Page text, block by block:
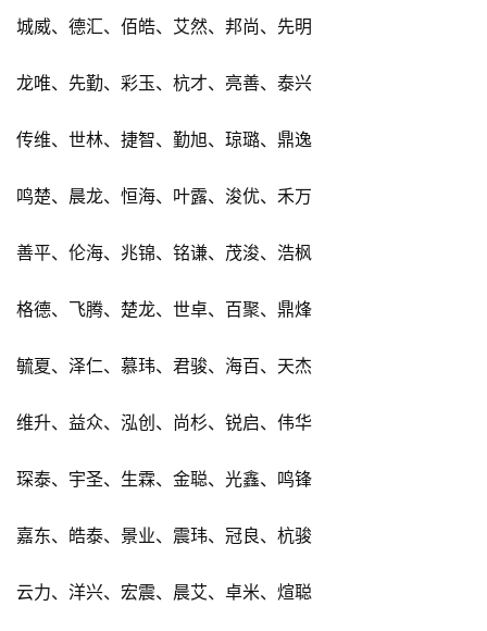
城威、德汇、佰皓、艾然、邦尚、先明
龙唯、先勤、彩玉、杭才、亮善、泰兴
传维、世林、捷智、勤旭、琼璐、鼎逸
鸣楚、晨龙、恒海、叶露、浚优、禾万
善平、伦海、兆锦、铭谦、茂浚、浩枫
格德、飞腾、楚龙、世卓、百聚、鼎烽
毓夏、泽仁、慕玮、君骏、海百、天杰
维升、益众、泓创、尚杉、锐启、伟华
琛泰、宇圣、生霖、金聪、光鑫、鸣锋
嘉东、皓泰、景业、震玮、冠良、杭骏
云力、洋兴、宏震、晨艾、卓米、煊聪